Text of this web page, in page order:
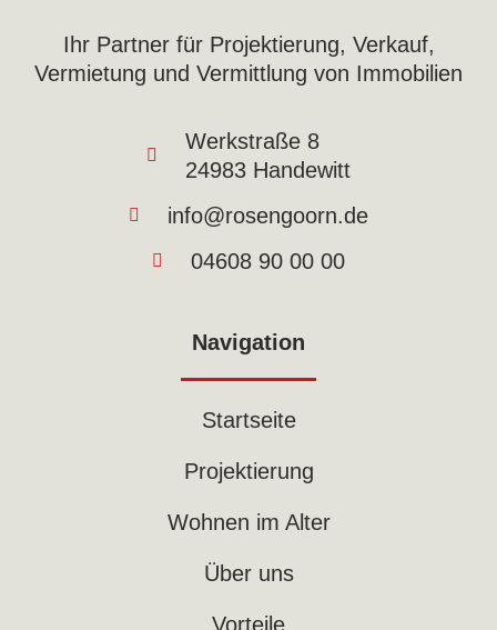
Ihr Partner für Projektierung, Verkauf,
Vermietung und Vermittlung von Immobilien
Werkstraße 8
24983 Handewitt
info@rosengoorn.de
04608 90 00 00
Navigation
Startseite
Projektierung
Wohnen im Alter
Über uns
Vorteile